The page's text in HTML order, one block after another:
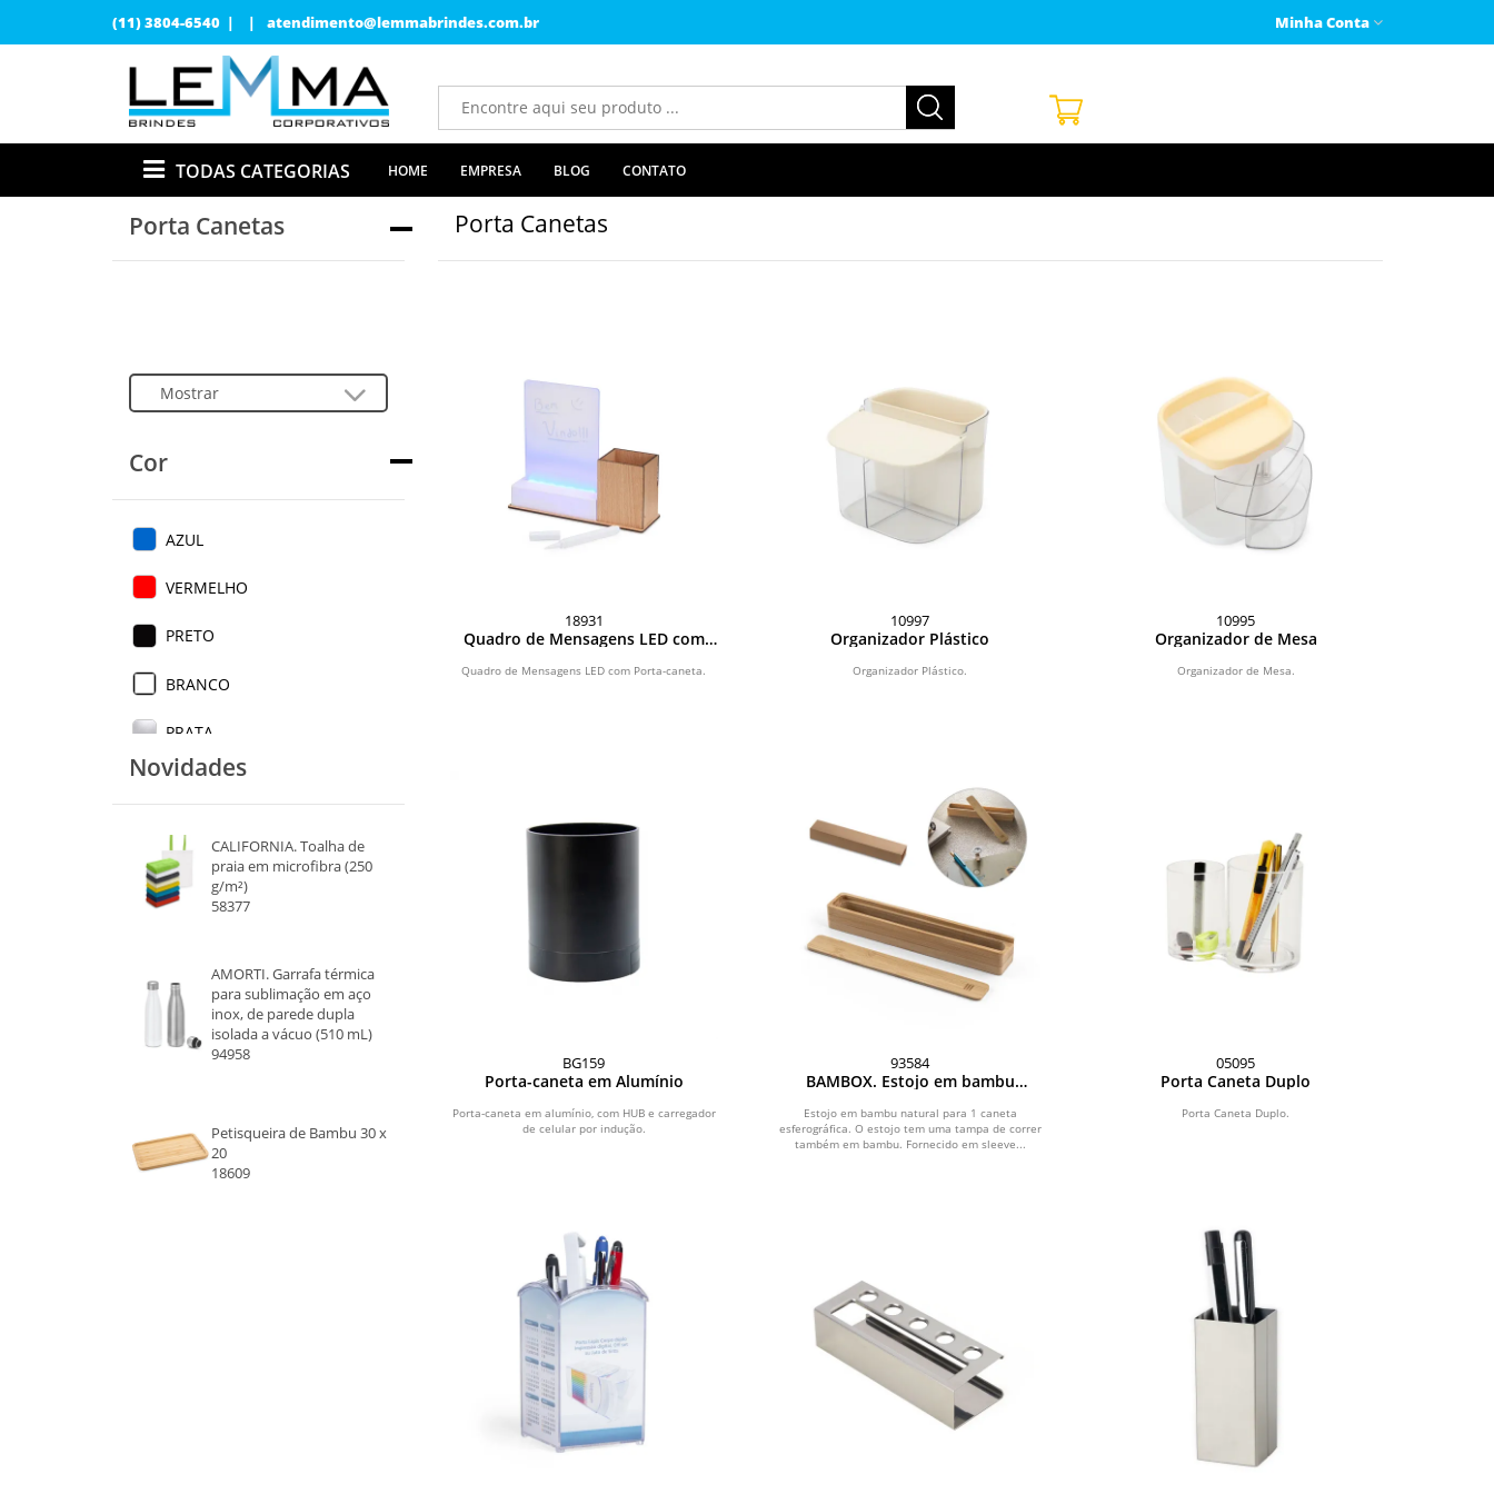
(11) 3804-6540 | | atendimento@lemmabrindes.com.br Minha Conta
TODAS CATEGORIAS HOME EMPRESA BLOG CONTATO
Porta Canetas
Cor
AZUL
VERMELHO
PRETO
BRANCO
PRATA
INOX
ROSA
MADEIRA
NATURAL
Novidades
CALIFORNIA. Toalha de
praia em microfibra (250
g/m²)
58377
AMORTI. Garrafa térmica
para sublimação em aço
inox, de parede dupla
isolada a vácuo (510 mL)
94958
Petisqueira de Bambu 30 x
20
18609
Porta Canetas
18931
Quadro de Mensagens LED com
Quadro de Mensagens LED com Porta-caneta.
10997
Organizador Plástico
Organizador Plástico.
10995
Organizador de Mesa
Organizador de Mesa.
BG159
Porta-caneta em Alumínio
Porta-caneta em alumínio, com HUB e carregador
de celular por indução.
93584
BAMBOX. Estojo em bambu
Estojo em bambu natural para 1 caneta
esferográfica. O estojo tem uma tampa de correr
também em bambu. Fornecido em sleeve...
05095
Porta Caneta Duplo
Porta Caneta Duplo.